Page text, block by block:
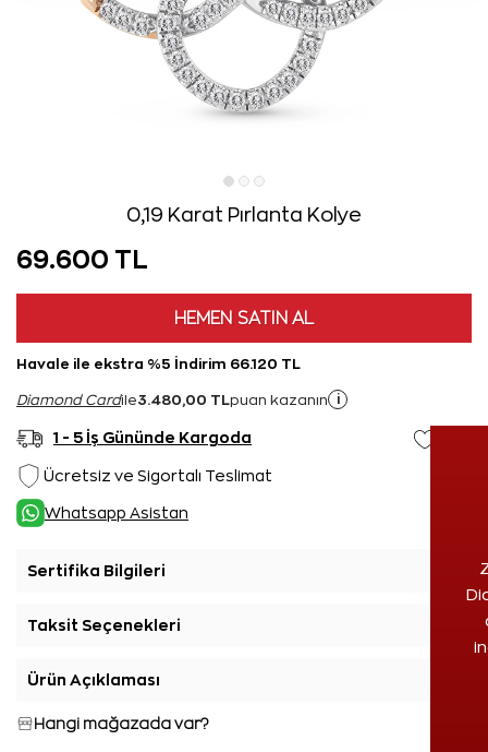
0,19 Karat Pırlanta Kolye
69.600 TL
HEMEN SATIN AL
Havale ile ekstra %5 İndirim 66.120 TL
Diamond Cardile3.480,00 TL puan kazanın i
1 - 5 İş Gününde Kargoda
Ücretsiz ve Sigortalı Teslimat
Whatsapp Asistan
Sertifika Bilgileri
Taksit Seçenekleri
Ürün Açıklaması
Hangi mağazada var?